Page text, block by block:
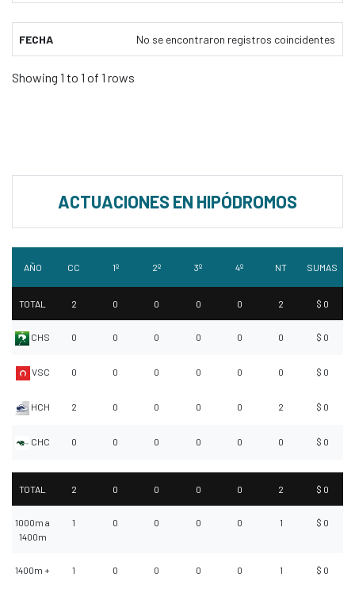
FECHA No se encontraron registros coincidentes
Showing 1 to 1 of 1 rows
ACTUACIONES EN HIPÓDROMOS
AÑO CC 1º 2º 3º 4º NT SUMAS
TOTAL 2 0 0 0 0 2 $ 0
CHS 0 0 0 0 0 0 $ 0
VSC 0 0 0 0 0 0 $ 0
HCH 2 0 0 0 0 2 $ 0
CHC 0 0 0 0 0 0 $ 0
TOTAL 2 0 0 0 0 2 $ 0
1000m a
1400m
1 0 0 0 0 1 $ 0
1400m + 1 0 0 0 0 1 $ 0